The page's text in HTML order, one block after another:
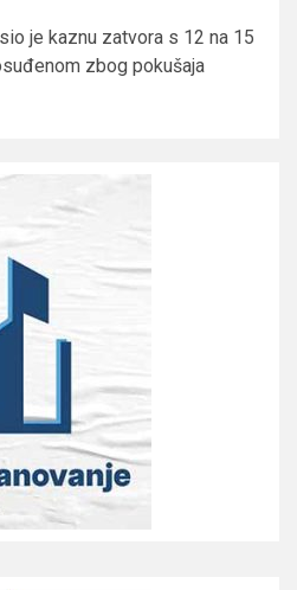
je kaznu zatvora s 12 na 15
zbog pokušaja